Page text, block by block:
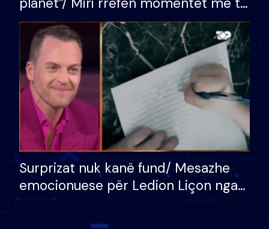
planet”/ Miri rrëfen momentet më të
bukura në shtëpinë e BB VIP: Do më
mungojë zilja e mëngjesit kur…
Surprizat nuk kanë fund/ Mesazhe
emocionuese për Ledion Liçon nga
nëna dhe fëmijët e tij, moderatori
nuk i mban dot lotët: Nuk meritoj…